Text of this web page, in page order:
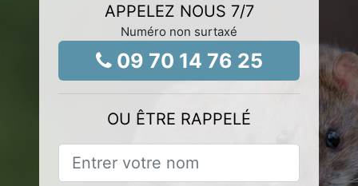
APPELEZ NOUS 7/7
Numéro non surtaxé
09 70 14 76 25
OU ÊTRE RAPPELÉ